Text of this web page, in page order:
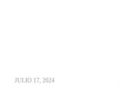
JULIO 17, 2024